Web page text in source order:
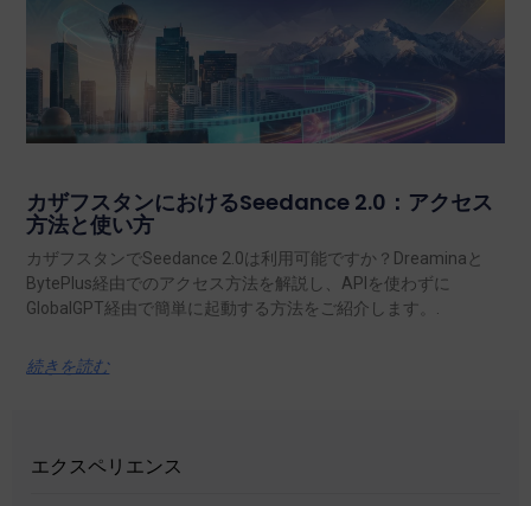
カザフスタンにおけるSeedance 2.0：アクセス
方法と使い方
カザフスタンでSeedance 2.0は利用可能ですか？Dreaminaと
BytePlus経由でのアクセス方法を解説し、APIを使わずに
GlobalGPT経由で簡単に起動する方法をご紹介します。.
続きを読む
エクスペリエンス